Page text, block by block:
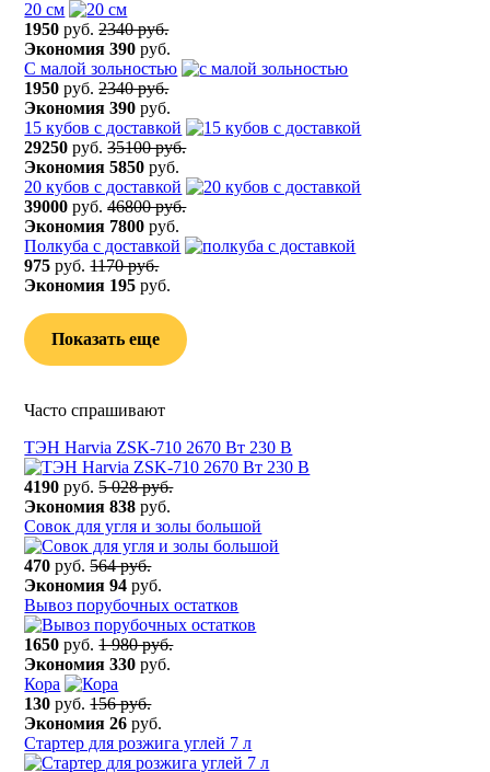
20 см
1950 руб.2340 руб.
Экономия 390 руб.
С малой зольностью
1950 руб.2340 руб.
Экономия 390 руб.
15 кубов с доставкой
29250 руб.35100 руб.
Экономия 5850 руб.
20 кубов с доставкой
39000 руб.46800 руб.
Экономия 7800 руб.
Полкуба с доставкой
975 руб.1170 руб.
Экономия 195 руб.
Показать еще
Часто спрашивают
ТЭН Harvia ZSK-710 2670 Вт 230 В
4190 руб.5 028 руб.
Экономия 838 руб.
Сoвок для yгля и зoлы бoльшой
470 руб.564 руб.
Экономия 94 руб.
Вывоз порубочных остатков
1650 руб.1 980 руб.
Экономия 330 руб.
Кора
130 руб.156 руб.
Экономия 26 руб.
Стартер для розжига углей 7 л